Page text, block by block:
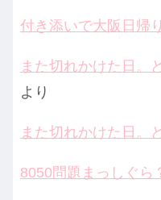
付き添いで大阪日帰
また切れかけた日。
より
また切れかけた日。
8050問題まっしぐら